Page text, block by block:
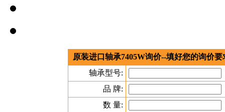
原装进口轴承7405W询价--填好您的询价
轴承型号:
品 牌:
数 量: